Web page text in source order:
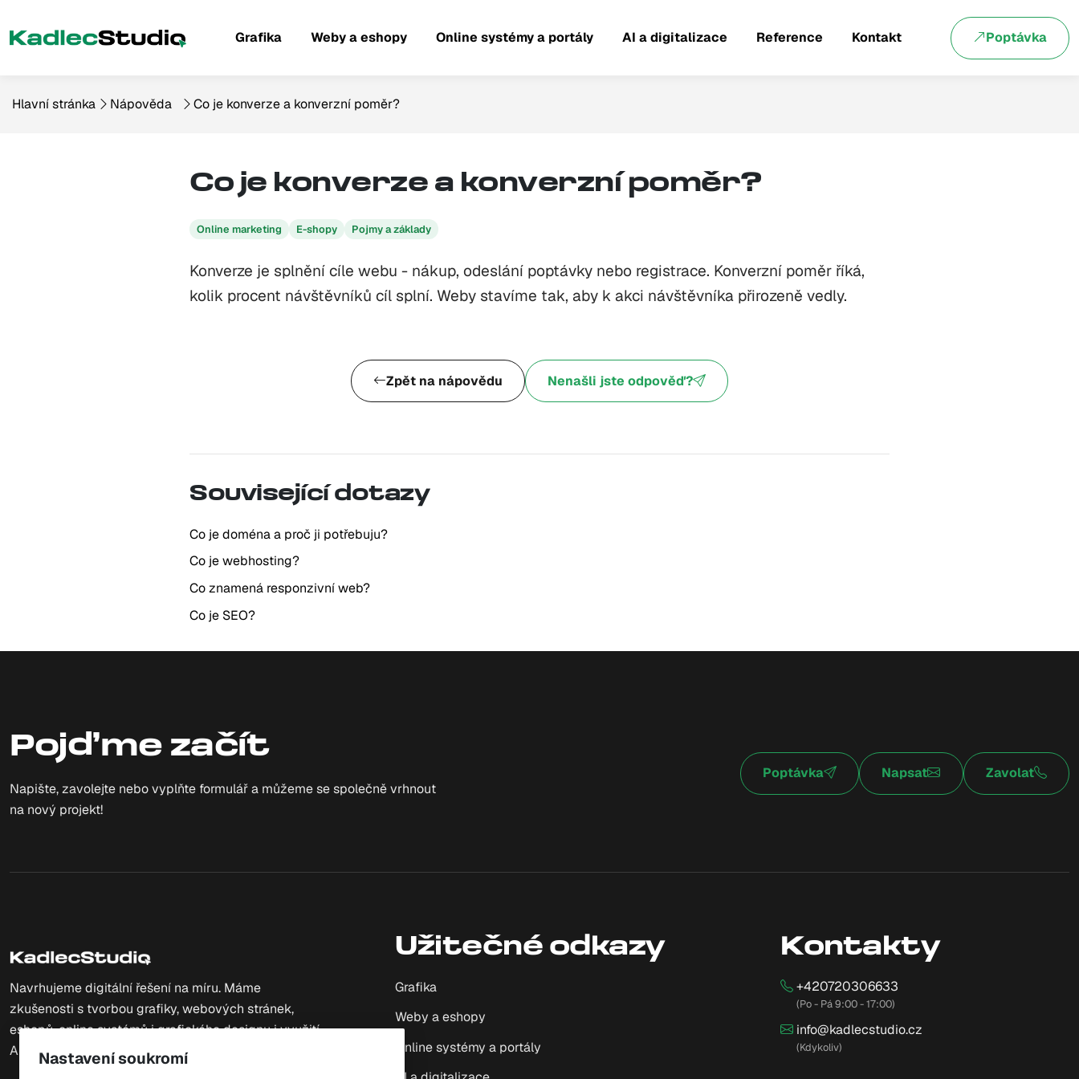
Grafika Weby a eshopy Online systémy a portály AI a digitalizace Reference Kontakt Poptávka
Hlavní stránka Nápověda Co je konverze a konverzní poměr?
Co je konverze a konverzní poměr?
Online marketing E-shopy Pojmy a základy
Konverze je splnění cíle webu - nákup, odeslání poptávky nebo registrace. Konverzní poměr říká,
kolik procent návštěvníků cíl splní. Weby stavíme tak, aby k akci návštěvníka přirozeně vedly.
Zpět na nápovědu Nenašli jste odpověď?
Související dotazy
Co je doména a proč ji potřebuju?
Co je webhosting?
Co znamená responzivní web?
Co je SEO?
Pojďme začít
Napište, zavolejte nebo vyplňte formulář a můžeme se společně vrhnout
na nový projekt!
Poptávka Napsat Zavolat
Navrhujeme digitální řešení na míru. Máme
zkušenosti s tvorbou grafiky, webových stránek,
eshopů, online systémů i grafického designu i využití
AI.
Užitečné odkazy
Grafika
Weby a eshopy
Online systémy a portály
Kontakty
+420720306633
(Po - Pá 9:00 - 17:00)
info@kadlecstudio.cz
(Kdykoliv)
Nastavení soukromí